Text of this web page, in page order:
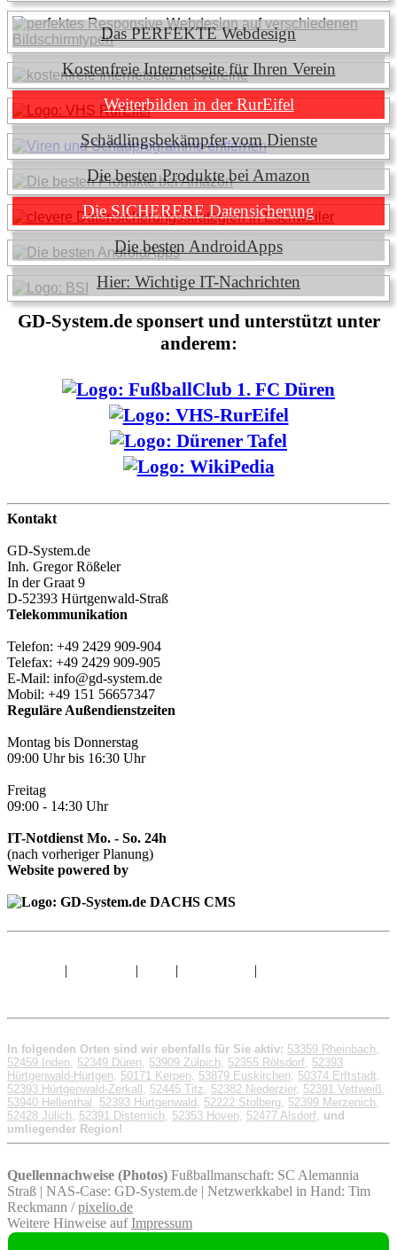
Das PERFEKTE Webdesign
Kostenfreie Internetseite für Ihren Verein
Weiterbilden in der RurEifel
Schädlingsbekämpfer vom Dienste
Die besten Produkte bei Amazon
Die SICHERERE Datensicherung
Die besten AndroidApps
Hier: Wichtige IT-Nachrichten
GD-System.de sponsert und unterstützt unter
anderem:
Kontakt
GD-System.de
Inh. Gregor Rößeler
In der Graat 9
D-52393 Hürtgenwald-Straß
Telekommunikation
Telefon: +49 2429 909-904
Telefax: +49 2429 909-905
E-Mail: info@gd-system.de
Mobil: +49 151 56657347
Reguläre Außendienstzeiten
Montag bis Donnerstag
09:00 Uhr bis 16:30 Uhr
Freitag
09:00 - 14:30 Uhr
IT-Notdienst Mo. - So. 24h
(nach vorheriger Planung)
Website powered by
| | | |
In folgenden Orten sind wir ebenfalls für Sie aktiv: 53359 Rheinbach
52459 Inden
52349 Düren 53909 Zülpich 52355 Rölsdorf 52393
Hürtgenwald-Hürtgen
50171 Kerpen 53879 Euskirchen 50374 Erftstadt
52393 Hürtgenwald-Zerkall
52445 Titz 52382 Niederzier, 52391 Vettweiß
53940 Hellenthal
52393 Hürtgenwald 52222 Stolberg 52399 Merzenich
52428 Jülich
52391 Disternich 52353 Hoven 52477 Alsdorf und
umliegender Region!
Quellennachweise (Photos) Fußballmanschaft: SC Alemannia
Straß | NAS-Case: GD-System.de | Netzwerkkabel in Hand: Tim
Reckmann /pixelio.de
Weitere Hinweise aufImpressum